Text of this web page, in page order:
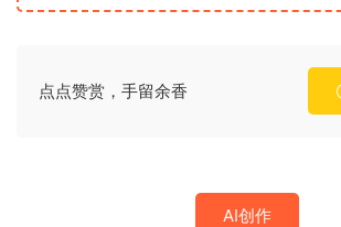
点点赞赏，手留余香
AI创作